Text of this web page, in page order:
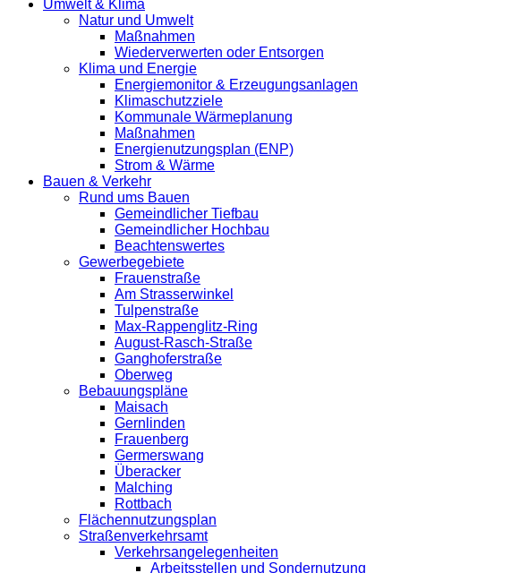
Umwelt & Klima
Natur und Umwelt
Maßnahmen
Wiederverwerten oder Entsorgen
Klima und Energie
Energiemonitor & Erzeugungsanlagen
Klimaschutzziele
Kommunale Wärmeplanung
Maßnahmen
Energienutzungsplan (ENP)
Strom & Wärme
Bauen & Verkehr
Rund ums Bauen
Gemeindlicher Tiefbau
Gemeindlicher Hochbau
Beachtenswertes
Gewerbegebiete
Frauenstraße
Am Strasserwinkel
Tulpenstraße
Max-Rappenglitz-Ring
August-Rasch-Straße
Ganghoferstraße
Oberweg
Bebauungspläne
Maisach
Gernlinden
Frauenberg
Germerswang
Überacker
Malching
Rottbach
Flächennutzungsplan
Straßenverkehrsamt
Verkehrsangelegenheiten
Arbeitsstellen und Sondernutzung